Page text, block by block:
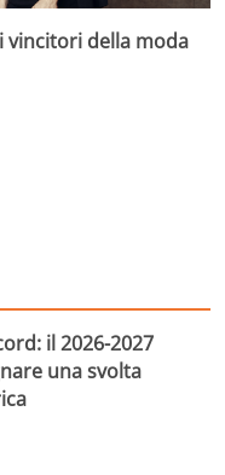
vincitori della moda
il 2026-2027
una svolta